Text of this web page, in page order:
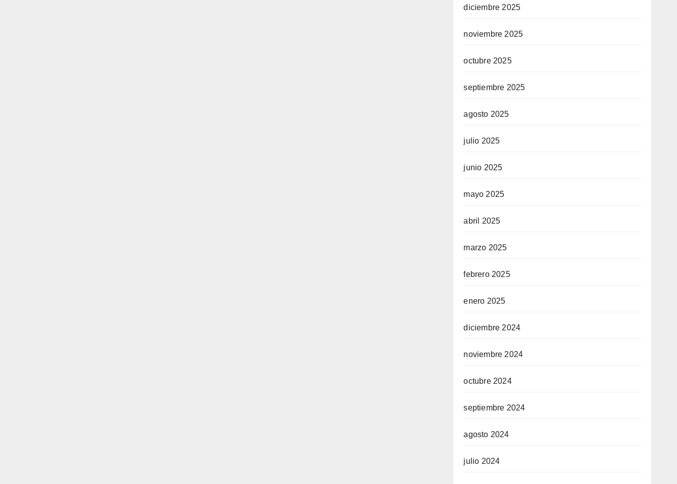
diciembre 2025
noviembre 2025
octubre 2025
septiembre 2025
agosto 2025
julio 2025
junio 2025
mayo 2025
abril 2025
marzo 2025
febrero 2025
enero 2025
diciembre 2024
noviembre 2024
octubre 2024
septiembre 2024
agosto 2024
julio 2024